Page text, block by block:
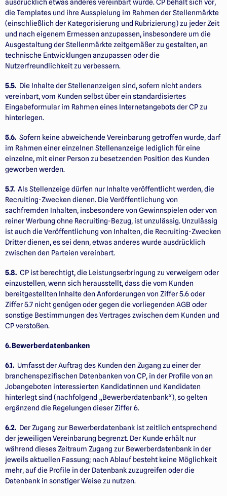
ausdrücklich etwas anderes vereinbart wurde. CP behält sich vor,
die Templates und ihre Ausspielung im Rahmen der Stellenmärkte
(einschließlich der Kategorisierung und Rubrizierung) zu jeder Zeit
und nach eigenem Ermessen anzupassen, insbesondere um die
Ausgestaltung der Stellenmärkte zeitgemäßer zu gestalten, an
technische Entwicklungen anzupassen oder die
Nutzerfreundlichkeit zu verbessern.
5.5. Die Inhalte der Stellenanzeigen sind, sofern nicht anders
vereinbart, vom Kunden selbst über ein standardisiertes
Eingabeformular im Rahmen eines Internetangebots der CP zu
hinterlegen.
5.6. Sofern keine abweichende Vereinbarung getroffen wurde, darf
im Rahmen einer einzelnen Stellenanzeige lediglich für eine
einzelne, mit einer Person zu besetzenden Position des Kunden
geworben werden.
5.7. Als Stellenzeige dürfen nur Inhalte veröffentlicht werden, die
Recruiting-Zwecken dienen. Die Veröffent­lichung von
sachfremden Inhalten, insbesondere von Gewinnspielen oder von
reiner Werbung ohne Recruiting-Bezug, ist unzulässig. Unzulässig
ist auch die Veröffentlichung von Inhalten, die Recruiting-Zwecken
Dritter dienen, es sei denn, etwas anderes wurde ausdrücklich
zwischen den Parteien vereinbart.
5.8. CP ist berechtigt, die Leistungserbringung zu verweigern oder
einzustellen, wenn sich herausstellt, dass die vom Kunden
bereitgestellten Inhalte den Anforderungen von Ziffer 5.6 oder
Ziffer 5.7 nicht genügen oder gegen die vorliegenden AGB oder
sonstige Bestimmungen des Vertrages zwischen dem Kunden und
CP verstoßen.
6. Bewerberdatenbanken
6.1. Umfasst der Auftrag des Kunden den Zugang zu einer der
branchenspezifischen Datenbanken von CP, in der Profile von an
Jobangeboten interessierten Kandidatinnen und Kandidaten
hinterlegt sind (nach­folgend „Bewerberdatenbank“), so gelten
ergänzend die Regelungen dieser Ziffer 6.
6.2. Der Zugang zur Bewerberdatenbank ist zeitlich entsprechend
der jeweiligen Vereinbarung begrenzt. Der Kunde erhält nur
während dieses Zeitraum Zugang zur Bewerberdatenbank in der
jeweils aktuellen Fassung; nach Ablauf besteht keine Möglichkeit
mehr, auf die Profile in der Datenbank zuzugreifen oder die
Datenbank in sonstiger Weise zu nutzen.